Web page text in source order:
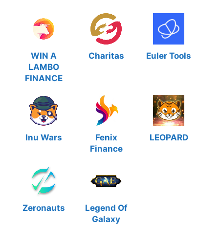
WIN A
LAMBO
FINANCE
Charitas Euler Tools
Inu Wars
Fenix
Finance
LEOPARD
Zeronauts
Legend Of
Galaxy